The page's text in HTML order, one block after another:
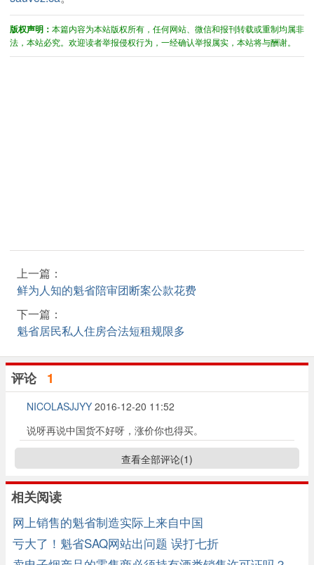
版权声明： 本篇内容为本站版权所有，任何网站、微信和报刊转载或重制均属非
法，本站必究。欢迎读者举报侵权行为，一经确认举报属实，本站将与酬谢。
上一篇：
鲜为人知的魁省陪审团断案公款花费
下一篇：
魁省居民私人住房合法短租规限多
评论 1
NICOLASJJYY 2016-12-20 11:52
说呀再说中国货不好呀，涨价你也得买。
查看全部评论(1)
相关阅读
网上销售的魁省制造实际上来自中国
亏大了！魁省SAQ网站出问题 误打七折